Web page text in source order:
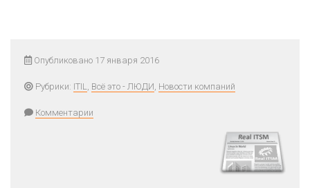
Опубликовано 17 января 2016
Рубрики: ITIL, Всё это - ЛЮДИ, Новости компаний
Комментарии